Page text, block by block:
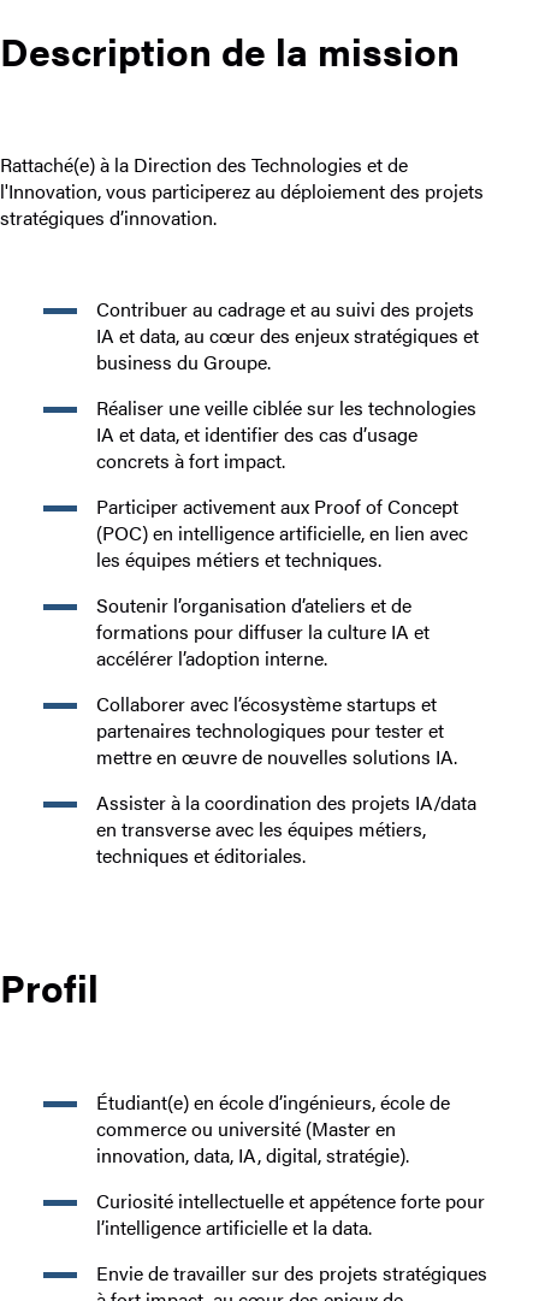
Description de la mission
Rattaché(e) à la Direction des Technologies et de
l'Innovation, vous participerez au déploiement des projets
stratégiques d’innovation.
Contribuer au cadrage et au suivi des projets
IA et data, au cœur des enjeux stratégiques et
business du Groupe.
Réaliser une veille ciblée sur les technologies
IA et data, et identifier des cas d’usage
concrets à fort impact.
Participer activement aux Proof of Concept
(POC) en intelligence artificielle, en lien avec
les équipes métiers et techniques.
Soutenir l’organisation d’ateliers et de
formations pour diffuser la culture IA et
accélérer l’adoption interne.
Collaborer avec l’écosystème startups et
partenaires technologiques pour tester et
mettre en œuvre de nouvelles solutions IA.
Assister à la coordination des projets IA/data
en transverse avec les équipes métiers,
techniques et éditoriales.
Profil
Étudiant(e) en école d’ingénieurs, école de
commerce ou université (Master en
innovation, data, IA, digital, stratégie).
Curiosité intellectuelle et appétence forte pour
l’intelligence artificielle et la data.
Envie de travailler sur des projets stratégiques